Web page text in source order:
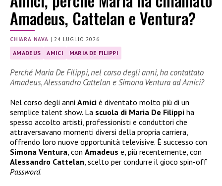
Amadeus, Cattelan e Ventura?
CHIARA NAVA | 24 LUGLIO 2026
AMADEUS AMICI MARIA DE FILIPPI
Perché Maria De Filippi, nel corso degli anni, ha contattato
Amadeus, Alessandro Cattelan e Simona Ventura ad Amici?
Nel corso degli anni Amici è diventato molto più di un
semplice talent show. La scuola di Maria De Filippi ha
spesso accolto artisti, professionisti e conduttori che
attraversavano momenti diversi della propria carriera,
offrendo loro nuove opportunità televisive. È successo con
Simona Ventura, con Amadeus e, più recentemente, con
Alessandro Cattelan, scelto per condurre il gioco spin-off
Password.